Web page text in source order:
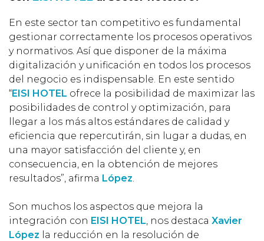
En este sector tan competitivo es fundamental
gestionar correctamente los procesos operativos
y normativos. Así que disponer de la máxima
digitalización y unificación en todos los procesos
del negocio es indispensable. En este sentido
“EISI HOTEL ofrece la posibilidad de maximizar las
posibilidades de control y optimización, para
llegar a los más altos estándares de calidad y
eficiencia que repercutirán, sin lugar a dudas, en
una mayor satisfacción del cliente y, en
consecuencia, en la obtención de mejores
resultados”, afirma López
Son muchos los aspectos que mejora la
integración con EISI HOTEL , nos destaca Xavier
López la reducción en la resolución de